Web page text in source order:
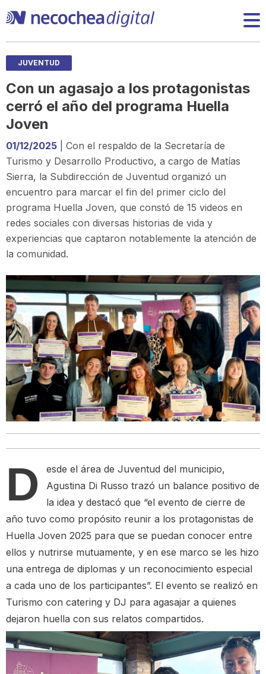
JUVENTUD
Con un agasajo a los protagonistas
cerró el año del programa Huella
Joven
01/12/2025 | Con el respaldo de la Secretaría de
Turismo y Desarrollo Productivo, a cargo de Matías
Sierra, la Subdirección de Juventud organizó un
encuentro para marcar el fin del primer ciclo del
programa Huella Joven, que constó de 15 videos en
redes sociales con diversas historias de vida y
experiencias que captaron notablemente la atención de
la comunidad.
D
esde el área de Juventud del municipio,
Agustina Di Russo trazó un balance positivo de
la idea y destacó que “el evento de cierre de
año tuvo como propósito reunir a los protagonistas de
Huella Joven 2025 para que se puedan conocer entre
ellos y nutrirse mutuamente, y en ese marco se les hizo
una entrega de diplomas y un reconocimiento especial
a cada uno de los participantes”. El evento se realizó en
Turismo con catering y DJ para agasajar a quienes
dejaron huella con sus relatos compartidos.